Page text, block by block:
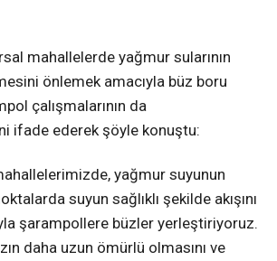
mahallelerde yağmur sularının
önlemek amacıyla büz boru
çalışmalarının da
ifade ederek şöyle konuştu:
yağmur suyunun
suyun sağlıklı şekilde akışını
şarampollere büzler yerleştiriyoruz.
daha uzun ömürlü olmasını ve